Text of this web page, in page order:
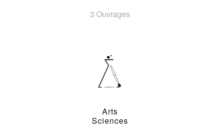
3 Ouvrages
Arts
Sciences